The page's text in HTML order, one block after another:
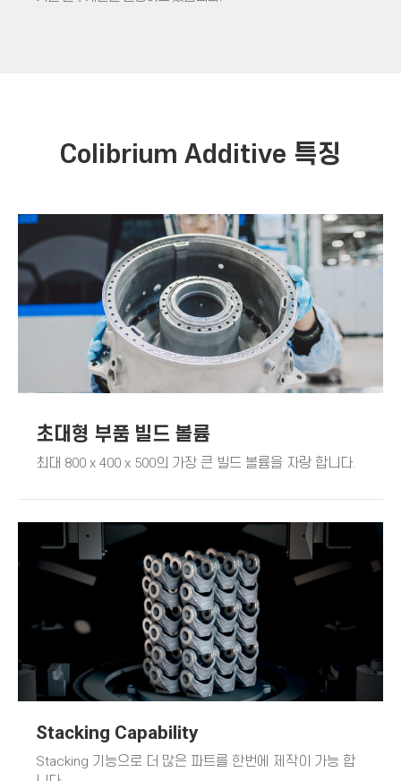
Colibrium Additive 특징
초대형 부품 빌드 볼륨
최대 800 x 400 x 500의 가장 큰 빌드 볼륨을 자랑 합니다.
Stacking Capability
Stacking 기능으로 더 많은 파트를 한번에 제작이 가능 합